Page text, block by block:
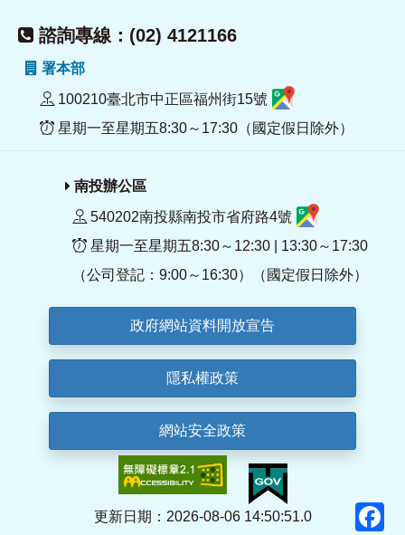
諮詢專線：(02) 4121166
署本部
100210臺北市中正區福州街15號
星期一至星期五8:30～17:30（國定假日除外）
南投辦公區
540202南投縣南投市省府路4號
星期一至星期五8:30～12:30 | 13:30～17:30
（公司登記：9:00～16:30）（國定假日除外）
政府網站資料開放宣告
隱私權政策
網站安全政策
更新日期：2026-08-06 14:50:51.0